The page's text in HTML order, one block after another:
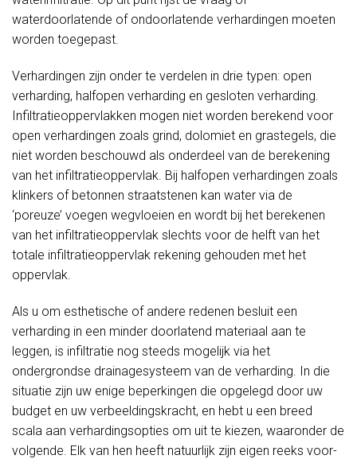
waterdoorlatende of ondoorlatende verhardingen moeten
worden toegepast.
Verhardingen zijn onder te verdelen in drie typen: open
verharding, halfopen verharding en gesloten verharding.
Infiltratieoppervlakken mogen niet worden berekend voor
open verhardingen zoals grind, dolomiet en grastegels, die
niet worden beschouwd als onderdeel van de berekening
van het infiltratieoppervlak. Bij halfopen verhardingen zoals
klinkers of betonnen straatstenen kan water via de
‘poreuze’ voegen wegvloeien en wordt bij het berekenen
van het infiltratieoppervlak slechts voor de helft van het
totale infiltratieoppervlak rekening gehouden met het
oppervlak.
Als u om esthetische of andere redenen besluit een
verharding in een minder doorlatend materiaal aan te
leggen, is infiltratie nog steeds mogelijk via het
ondergrondse drainagesysteem van de verharding. In die
situatie zijn uw enige beperkingen die opgelegd door uw
budget en uw verbeeldingskracht, en hebt u een breed
scala aan verhardingsopties om uit te kiezen, waaronder de
volgende. Elk van hen heeft natuurlijk zijn eigen reeks voor-